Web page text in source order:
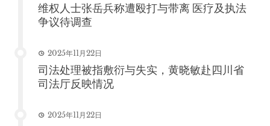
维权人士张岳兵称遭殴打与带离 医疗及执法
争议待调查
2025年11月22日
司法处理被指敷衍与失实，黄晓敏赴四川省
司法厅反映情况
2025年11月22日